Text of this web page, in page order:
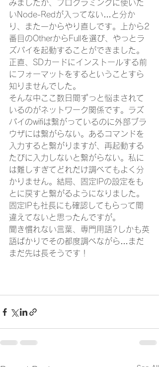
みましたが、プログラミングに使いた
いNode-Redが入ってない…と分か
り、また一からやり直しです。上から2
番目のOtherからFullを選び、やっとラ
ズパイを起動することができました。
正直、SDカードにインストールする前
にフォーマットをするということすら
知りませんでした。
そんな中ここ数日間ずっと悩まされて
いるのがネットワーク関係です。ラズ
パイのwifiは繋がっているのに外部ブラ
ウザには繋がらない。あるコマンドを
入力すると繋がりますが、再起動する
たびに入力しないと繋がらない。私に
は難しすぎてどれだけ調べてもよく分
かりません。結局、固定IPの設定をも
とに戻すと繋がるようになりました。
固定IPも社長にも確認してもらって間
違えてないと思ったんですが。
聞き慣れない言葉、専門用語?しかも英
語ばかりでその都度調べながら…まだ
まだ先は長そうです！